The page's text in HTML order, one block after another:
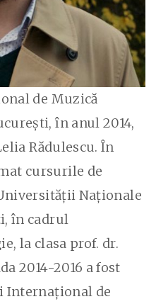
de Muzică
în anul 2014,
Rădulescu. În
cursurile de
Naționale
în cadrul
la clasa prof. dr.
2014-2016 a fost
Internațional de